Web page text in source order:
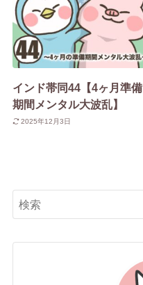
インド帯同44【4ヶ月準備
期間メンタル大波乱】
2025年12月3日